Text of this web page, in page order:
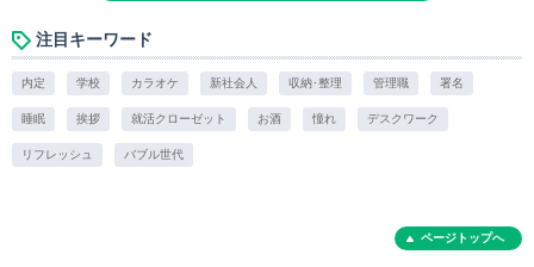
注目キーワード
内定 学校 カラオケ 新社会人 収納･整理 管理職 署名
睡眠 挨拶 就活クローゼット お酒 憧れ デスクワーク
リフレッシュ バブル世代
ページトップへ